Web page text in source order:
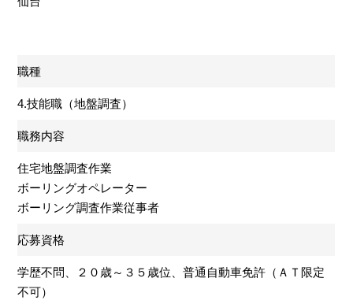
職種
4.技能職（地盤調査）
職務内容
住宅地盤調査作業
ボーリングオペレーター
ボーリング調査作業従事者
応募資格
学歴不問、２０歳～３５歳位、普通自動車免許（ＡＴ限定
不可）